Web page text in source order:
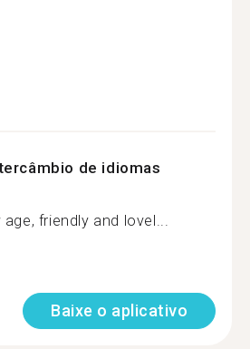
de idiomas
friendly and lovel...
Baixe o aplicativo